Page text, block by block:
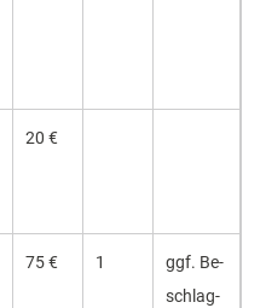
20 €
75 € 1
ggf. Be­
schlag­